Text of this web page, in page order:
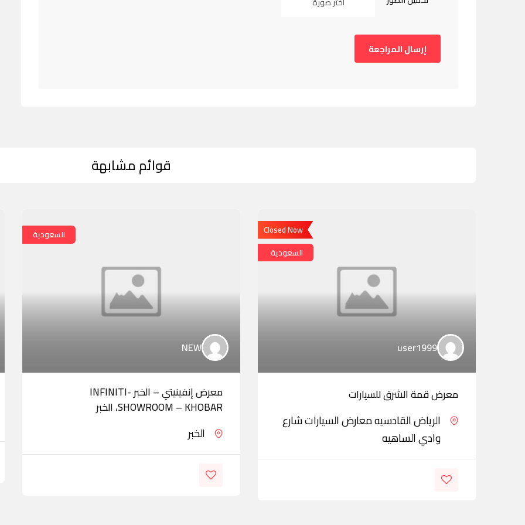
قوائم مشابهة
Closed Now
السعودية
user1999
معرض قمة الشرق للسيارات
الرياض القادسيه معارض السيارات شارع
وادي الساهيه
السعودية
NEW
معرض إنفينيتي – الخبر -INFINITI
SHOWROOM – KHOBAR، الخبر
الخبر